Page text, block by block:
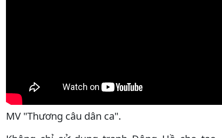
MV "Thương câu dân ca".